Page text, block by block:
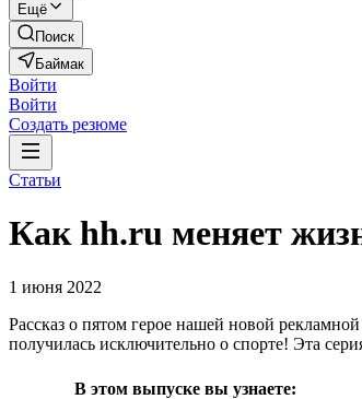
Ещё
Поиск
Баймак
Войти
Войти
Создать резюме
Статьи
Как hh.ru меняет
1 июня 2022
Рассказ о пятом герое нашей новой
получилась исключительно о спорте! Эта
В этом выпуске вы узнаете: